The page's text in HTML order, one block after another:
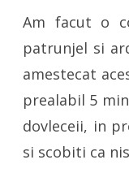
Am facut o
patrunjel si
amestecat
prealabil 5
dovleceii, in
si scobiti ca